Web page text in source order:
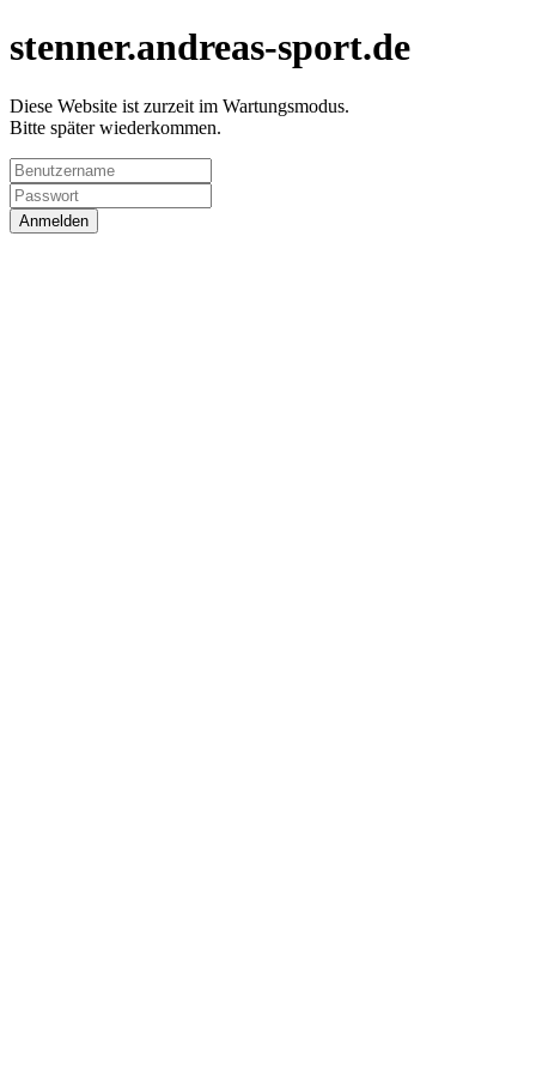
stenner.andreas-sport.de
Diese Website ist zurzeit im Wartungsmodus.
Bitte später wiederkommen.